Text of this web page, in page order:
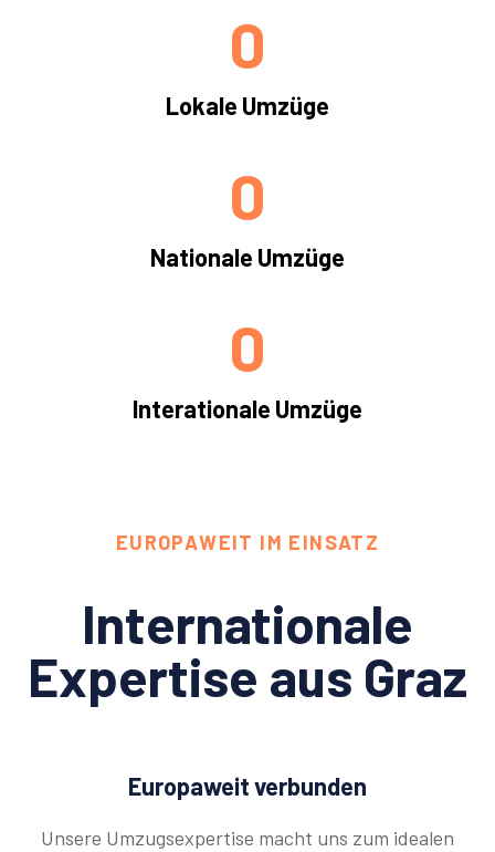
Lokale Umzüge
0
Nationale Umzüge
0
Interationale Umzüge
0
EUROPAWEIT IM EINSATZ
Internationale
Expertise aus Graz
Europaweit verbunden
Unsere Umzugsexpertise macht uns zum idealen